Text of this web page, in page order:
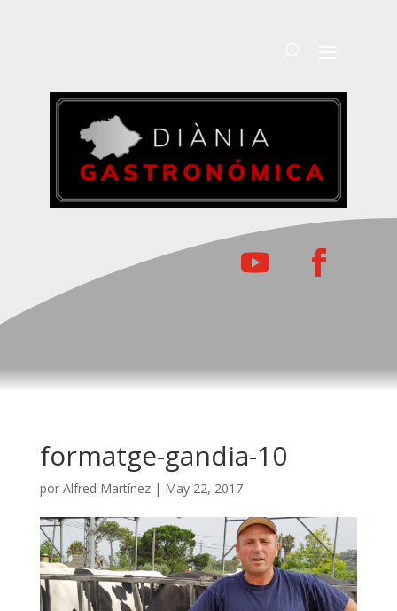
formatge-gandia-10
por Alfred Martínez| May 22, 2017